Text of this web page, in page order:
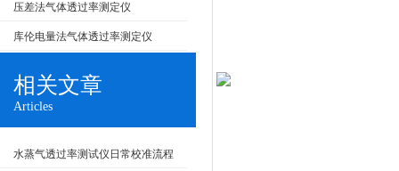
压差法气体透过率测定仪
库伦电量法气体透过率测定仪
相关文章
Articles
水蒸气透过率测试仪日常校准流程